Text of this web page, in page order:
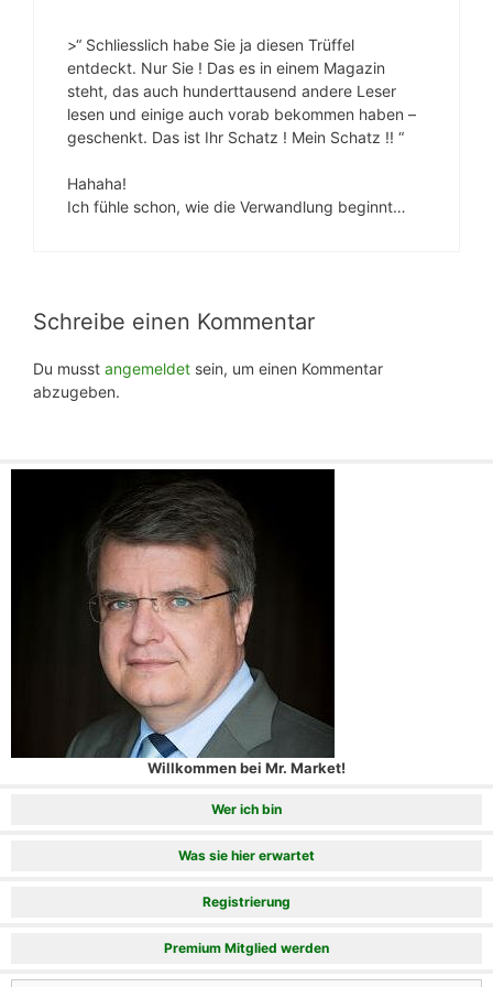
>“ Schliesslich habe Sie ja diesen Trüffel
entdeckt. Nur Sie ! Das es in einem Magazin
steht, das auch hunderttausend andere Leser
lesen und einige auch vorab bekommen haben –
geschenkt. Das ist Ihr Schatz ! Mein Schatz !! “
Hahaha!
Ich fühle schon, wie die Verwandlung beginnt…
Schreibe einen Kommentar
Du musst angemeldet sein, um einen Kommentar
abzugeben.
Willkommen bei Mr. Market!
Wer ich bin
Was sie hier erwartet
Registrierung
Premium Mitglied werden